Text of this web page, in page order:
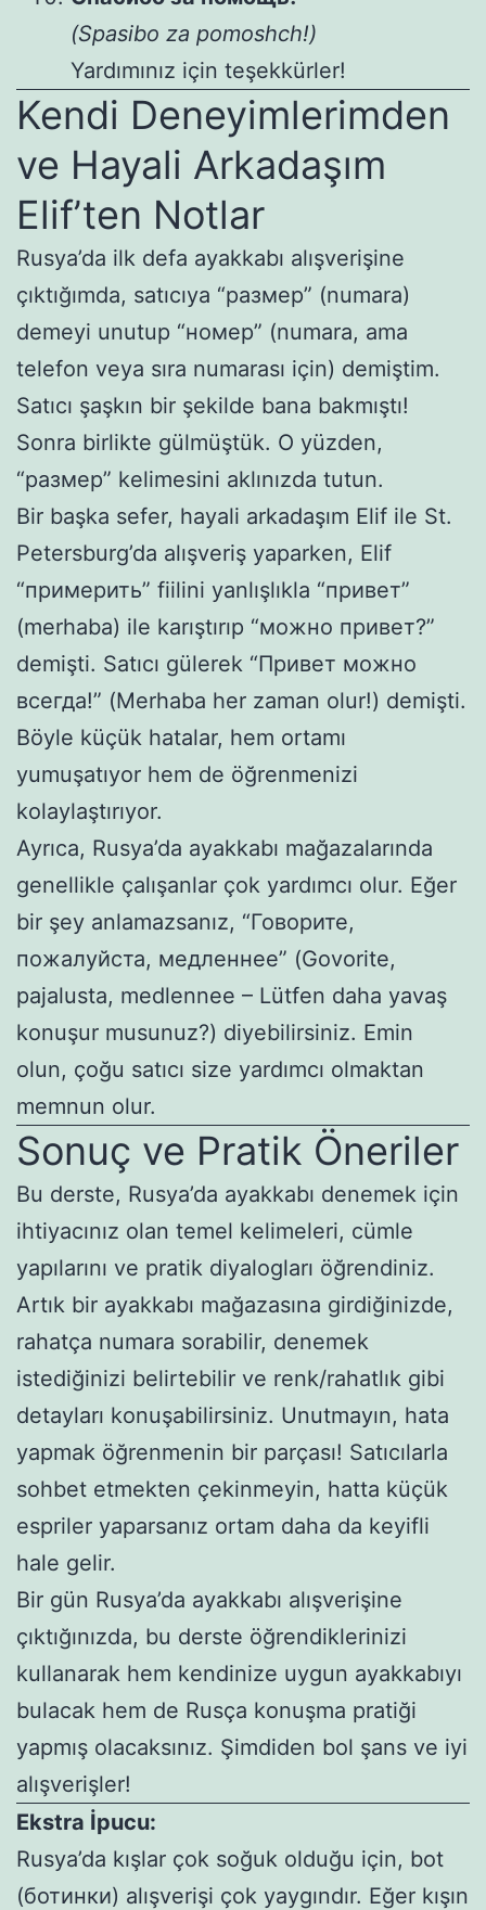
(Spasibo za pomoshch!)
Yardımınız için teşekkürler!
Kendi Deneyimlerimden
ve Hayali Arkadaşım
Elif’ten Notlar
Rusya’da ilk defa ayakkabı alışverişine
çıktığımda, satıcıya “размер” (numara)
demeyi unutup “номер” (numara, ama
telefon veya sıra numarası için) demiştim.
Satıcı şaşkın bir şekilde bana bakmıştı!
Sonra birlikte gülmüştük. O yüzden,
“размер” kelimesini aklınızda tutun.
Bir başka sefer, hayali arkadaşım Elif ile St.
Petersburg’da alışveriş yaparken, Elif
“примерить” fiilini yanlışlıkla “привет”
(merhaba) ile karıştırıp “можно привет?”
demişti. Satıcı gülerek “Привет можно
всегда!” (Merhaba her zaman olur!) demişti.
Böyle küçük hatalar, hem ortamı
yumuşatıyor hem de öğrenmenizi
kolaylaştırıyor.
Ayrıca, Rusya’da ayakkabı mağazalarında
genellikle çalışanlar çok yardımcı olur. Eğer
bir şey anlamazsanız, “Говорите,
пожалуйста, медленнее” (Govorite,
pajalusta, medlennee – Lütfen daha yavaş
konuşur musunuz?) diyebilirsiniz. Emin
olun, çoğu satıcı size yardımcı olmaktan
memnun olur.
Sonuç ve Pratik Öneriler
Bu derste, Rusya’da ayakkabı denemek için
ihtiyacınız olan temel kelimeleri, cümle
yapılarını ve pratik diyalogları öğrendiniz.
Artık bir ayakkabı mağazasına girdiğinizde,
rahatça numara sorabilir, denemek
istediğinizi belirtebilir ve renk/rahatlık gibi
detayları konuşabilirsiniz. Unutmayın, hata
yapmak öğrenmenin bir parçası! Satıcılarla
sohbet etmekten çekinmeyin, hatta küçük
espriler yaparsanız ortam daha da keyifli
hale gelir.
Bir gün Rusya’da ayakkabı alışverişine
çıktığınızda, bu derste öğrendiklerinizi
kullanarak hem kendinize uygun ayakkabıyı
bulacak hem de Rusça konuşma pratiği
yapmış olacaksınız. Şimdiden bol şans ve iyi
alışverişler!
Ekstra İpucu:
Rusya’da kışlar çok soğuk olduğu için, bot
(ботинки) alışverişi çok yaygındır. Eğer kışın